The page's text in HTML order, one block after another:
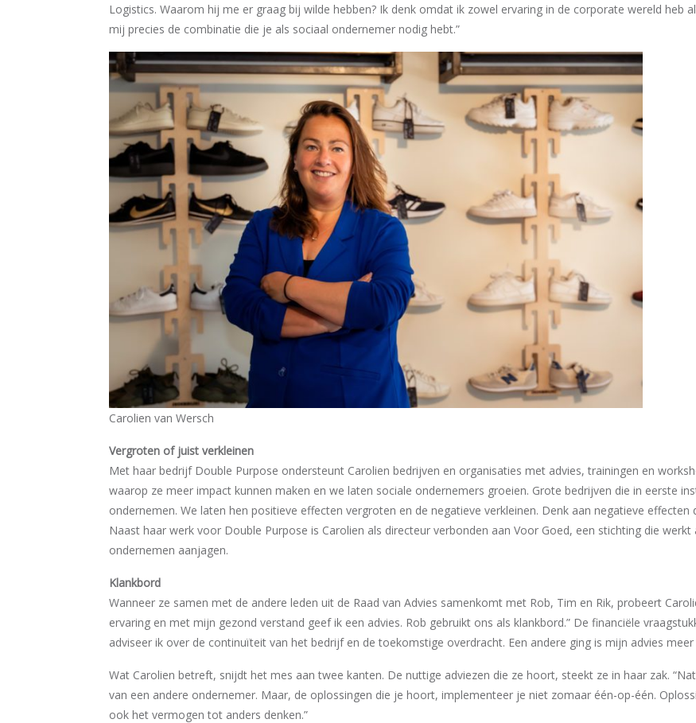
Logistics. Waarom hij me er graag bij wilde hebben? Ik denk omdat ik zowel ervaring in de corporate wereld heb
mij precies de combinatie die je als sociaal ondernemer nodig hebt.”
Carolien van Wersch
Vergroten of juist verkleinen
Met haar bedrijf Double Purpose ondersteunt Carolien bedrijven en organisaties met advies, trainingen en
waarop ze meer impact kunnen maken en we laten sociale ondernemers groeien. Grote bedrijven die in eerste
ondernemen. We laten hen positieve effecten vergroten en de negatieve verkleinen. Denk aan negatieve
Naast haar werk voor Double Purpose is Carolien als directeur verbonden aan Voor Goed, een stichting die
ondernemen aanjagen.
Klankbord
Wanneer ze samen met de andere leden uit de Raad van Advies samenkomt met Rob, Tim en Rik, probeert
ervaring en met mijn gezond verstand geef ik een advies. Rob gebruikt ons als klankbord.” De financiële
adviseer ik over de continuïteit van het bedrijf en de toekomstige overdracht. Een andere ging is mijn advies meer
Wat Carolien betreft, snijdt het mes aan twee kanten. De nuttige adviezen die ze hoort, steekt ze in haar zak.
van een andere ondernemer. Maar, de oplossingen die je hoort, implementeer je niet zomaar één-op-één.
ook het vermogen tot anders denken.”